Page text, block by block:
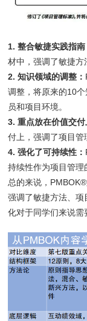
1. 整合敏捷实践指南
材中，强调了敏捷方
2. 知识领域的调整：
调整，将原来的10
员和项目环境。
3. 重点放在价值交付
付上，强调了项目管
4. 强化了可持续性：
持续性作为项目管理
总的来说，
强调了敏捷方法、
化对于同学们来说需